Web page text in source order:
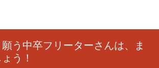
う中卒フリーターさんは、ま
う！